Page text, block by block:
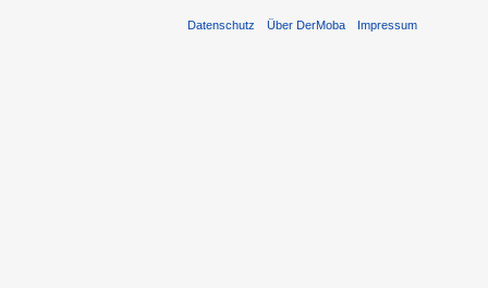
Datenschutz Über DerMoba Impressum